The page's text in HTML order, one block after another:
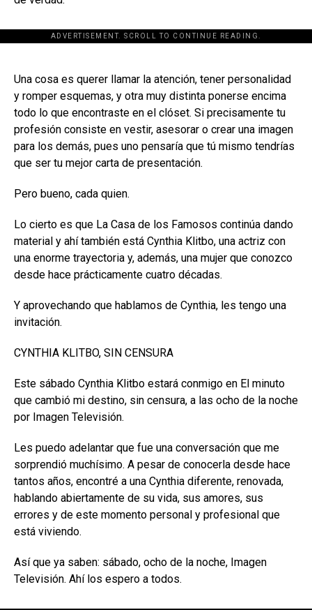
ADVERTISEMENT. SCROLL TO CONTINUE READING.
[adsforwp id="243463"]
Una cosa es querer llamar la atención, tener personalidad
y romper esquemas, y otra muy distinta ponerse encima
todo lo que encontraste en el clóset. Si precisamente tu
profesión consiste en vestir, asesorar o crear una imagen
para los demás, pues uno pensaría que tú mismo tendrías
que ser tu mejor carta de presentación.
Pero bueno, cada quien.
Lo cierto es que La Casa de los Famosos continúa dando
material y ahí también está Cynthia Klitbo, una actriz con
una enorme trayectoria y, además, una mujer que conozco
desde hace prácticamente cuatro décadas.
Y aprovechando que hablamos de Cynthia, les tengo una
invitación.
CYNTHIA KLITBO, SIN CENSURA
Este sábado Cynthia Klitbo estará conmigo en El minuto
que cambió mi destino, sin censura, a las ocho de la noche
por Imagen Televisión.
Les puedo adelantar que fue una conversación que me
sorprendió muchísimo. A pesar de conocerla desde hace
tantos años, encontré a una Cynthia diferente, renovada,
hablando abiertamente de su vida, sus amores, sus
errores y de este momento personal y profesional que
está viviendo.
Así que ya saben: sábado, ocho de la noche, Imagen
Televisión. Ahí los espero a todos.